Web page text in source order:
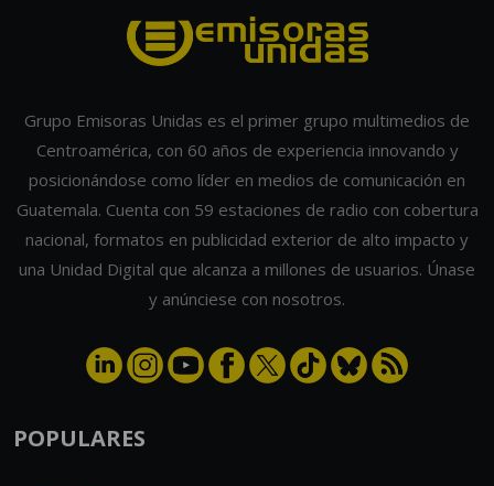
Grupo Emisoras Unidas es el primer grupo multimedios de
Centroamérica, con 60 años de experiencia innovando y
posicionándose como líder en medios de comunicación en
Guatemala. Cuenta con 59 estaciones de radio con cobertura
nacional, formatos en publicidad exterior de alto impacto y
una Unidad Digital que alcanza a millones de usuarios. Únase
y anúnciese con nosotros.
POPULARES